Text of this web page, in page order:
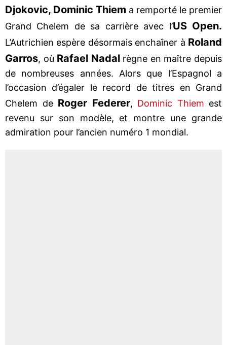
Djokovic, Dominic Thiem a remporté le premier
Grand Chelem de sa carrière avec l’US Open.
L’Autrichien espère désormais enchaîner à Roland
Garros, où Rafael Nadalrègne en maître depuis
de nombreuses années. Alors que l’Espagnol a
l’occasion d’égaler le record de titres en Grand
Chelem de Roger Federer, Dominic Thiem est
revenu sur son modèle, et montre une grande
admiration pour l’ancien numéro 1 mondial.